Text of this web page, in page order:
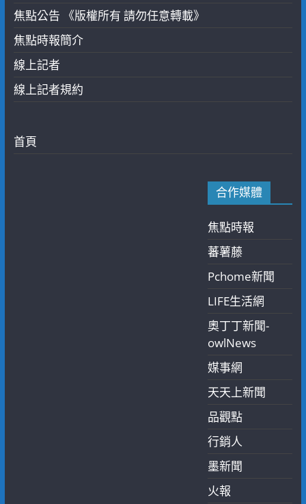
焦點公告 《版權所有 請勿任意轉載》
焦點時報簡介
線上記者
線上記者規約
首頁
合作媒體
焦點時報
蕃薯藤
Pchome新聞
LIFE生活網
奧丁丁新聞-
owlNews
媒事網
天天上新聞
品觀點
行銷人
墨新聞
火報